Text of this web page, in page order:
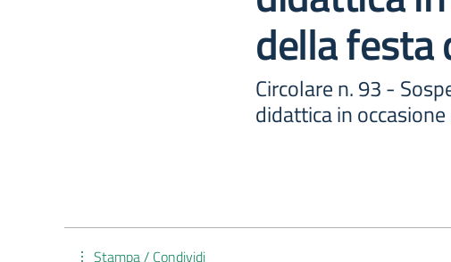
della festa
Circolare n. 93 -
didattica in
Stampa / Condividi